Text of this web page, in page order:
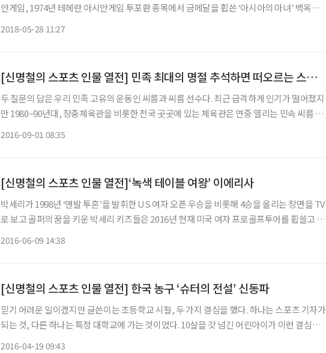
안게임, 1974년 테헤란 아시안게임 투포환 종목에서 금메달을 휩쓴 ‘아시아의 마녀’ 백옥자
2018-05-28 11:27
[신명철의 스포츠 인물 열전] 민족 최대의 명절 추석하면 떠오르는 스포츠는?
두 질문의 답은 우리 민족 고유의 운동인 씨름과 씨름 선수다. 최근 급격하게 인기가 떨어졌지
만 1980~90년대, 장충체육관을 비롯한 전국 곳곳에 있는 체육관은 연중 열리는 민속 씨름 경
2016-09-01 08:35
[신명철의 스포츠 인물 열전]‘녹색 테이블 여왕’ 이에리사
박세리가 1998년 ‘맨발 투혼’을 발휘한 US 여자 오픈 우승을 비롯해 4승을 올리는 장면을 TV
로 보고 골퍼의 꿈을 키운 박세리 키즈들은 2016년 현재 미국 여자 프로골프투어를 휩쓸고 있
2016-06-09 14:38
[신명철의 스포츠 인물 열전] 한국 농구 ‘슈터의 전설’ 신동파
믿기 어려운 일이겠지만 글쓴이는 초등학교 시절, 두 가지 결심을 했다. 하나는 스포츠 기자가
되는 것, 다른 하나는 특정 대학교에 가는 것이었다. 10살을 갓 넘긴 어린아이가 이런 결심을
2016-04-19 09:43